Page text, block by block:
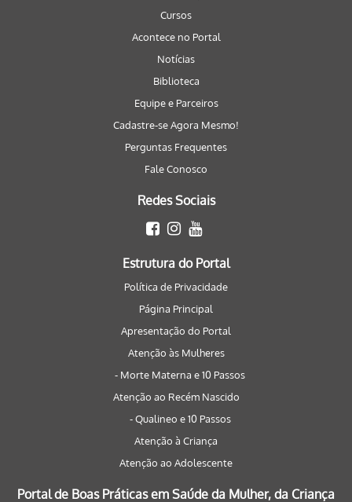
Cursos
Acontece no Portal
Notícias
Biblioteca
Equipe e Parceiros
Cadastre-se Agora Mesmo!
Perguntas Frequentes
Fale Conosco
Redes Sociais
Estrutura do Portal
Política de Privacidade
Página Principal
Apresentação do Portal
Atenção às Mulheres
- Morte Materna e 10 Passos
Atenção ao Recém Nascido
- Qualineo e 10 Passos
Atenção à Criança
Atenção ao Adolescente
Portal de Boas Práticas em Saúde da Mulher, da Criança